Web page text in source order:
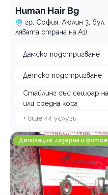
Human Hair Bg
гр. София, Люлин 3,
лявата страна на А1)
Дамско подстригване
Детско подстригване
Стайлинг със сешоар
или средна коса
+ още 44 услуги
Салон за красота
Депилация, лазерна и